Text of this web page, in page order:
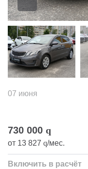
07 июня
730 000 q
от 13 827 q/мес.
Включить в расчёт